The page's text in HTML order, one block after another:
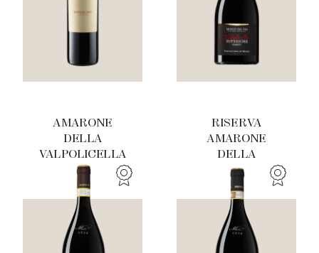
AMARONE
DELLA
VALPOLICELLA
CLASSICO
DOCG
TENUTA LENA DI
MEZZO
RISERVA
AMARONE
DELLA
VALPOLICELLA
CLASSICO
DOCG
SCARNOCCHIO
TENUTA LENA DI
MEZZO